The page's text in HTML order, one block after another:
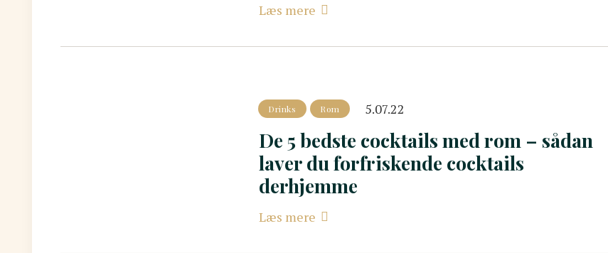
Læs mere
Drinks Rom 5.07.22
De 5 bedste cocktails med rom – sådan
laver du forfriskende cocktails
derhjemme
Læs mere